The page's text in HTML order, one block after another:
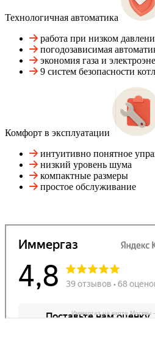
Технологичная автоматика
работа при низком
погодозависимая
экономия газа и
9 систем безопасности
Комфорт в эксплуатации
интуитивно понятное
низкий уровень шума
компактные размеры
простое обслуживание
Иммергаз на карте Москвы